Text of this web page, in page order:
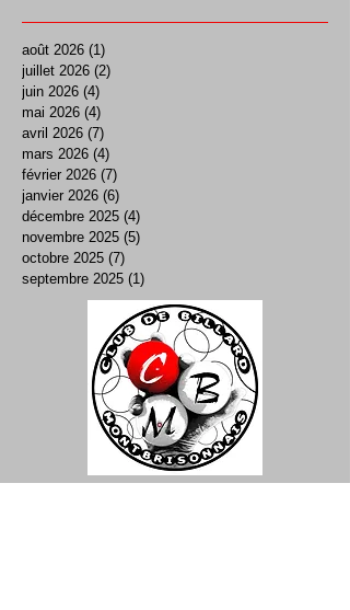
août 2026 (1)
juillet 2026 (2)
juin 2026 (4)
mai 2026 (4)
avril 2026 (7)
mars 2026 (4)
février 2026 (7)
janvier 2026 (6)
décembre 2025 (4)
novembre 2025 (5)
octobre 2025 (7)
septembre 2025 (1)